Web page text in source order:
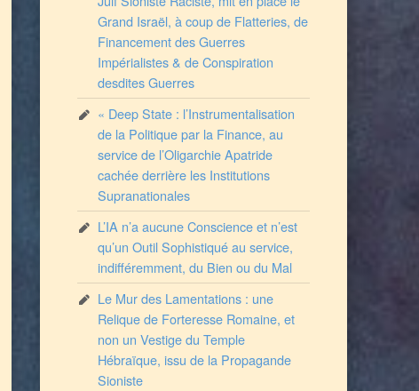
Grand Israël, à coup de Flatteries, de
Financement des Guerres
Impérialistes & de Conspiration
desdites Guerres
« Deep State : l’Instrumentalisation
de la Politique par la Finance, au
service de l’Oligarchie Apatride
cachée derrière les Institutions
Supranationales
L’IA n’a aucune Conscience et n’est
qu’un Outil Sophistiqué au service,
indifféremment, du Bien ou du Mal
Le Mur des Lamentations : une
Relique de Forteresse Romaine, et
non un Vestige du Temple
Hébraïque, issu de la Propagande
Sioniste